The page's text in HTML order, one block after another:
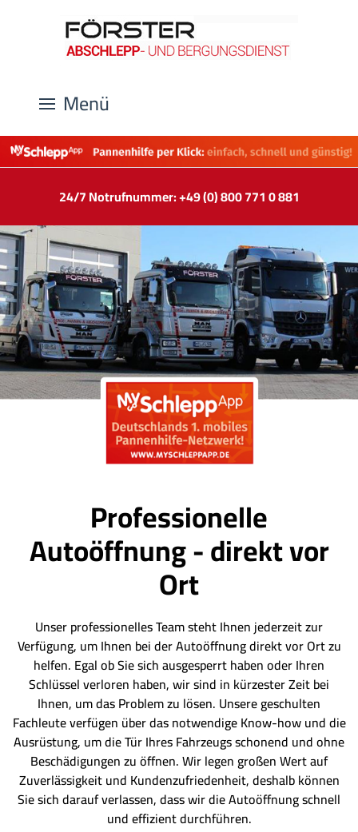
Menü
24/7 Notrufnummer: +49 (0) 800 771 0 881
Professionelle
Autoöffnung - direkt vor
Ort
Unser professionelles Team steht Ihnen jederzeit zur
Verfügung, um Ihnen bei der Autoöffnung direkt vor Ort zu
helfen. Egal ob Sie sich ausgesperrt haben oder Ihren
Schlüssel verloren haben, wir sind in kürzester Zeit bei
Ihnen, um das Problem zu lösen. Unsere geschulten
Fachleute verfügen über das notwendige Know-how und die
Ausrüstung, um die Tür Ihres Fahrzeugs schonend und ohne
Beschädigungen zu öffnen. Wir legen großen Wert auf
Zuverlässigkeit und Kundenzufriedenheit, deshalb können
Sie sich darauf verlassen, dass wir die Autoöffnung schnell
und effizient durchführen.